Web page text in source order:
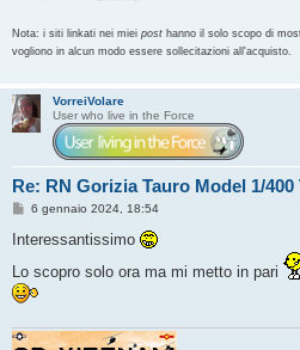
Nota: i siti linkati nei miei post hanno il solo scopo di
vogliono in alcun modo essere sollecitazioni all'acquisto.
VorreiVolare
User who live in the Force
Re: RN Gorizia Tauro Model 1/400
M
s
g
g
6 gennaio 2024, 18:54
Interessantissimo
Lo scopro solo ora ma mi metto in pari